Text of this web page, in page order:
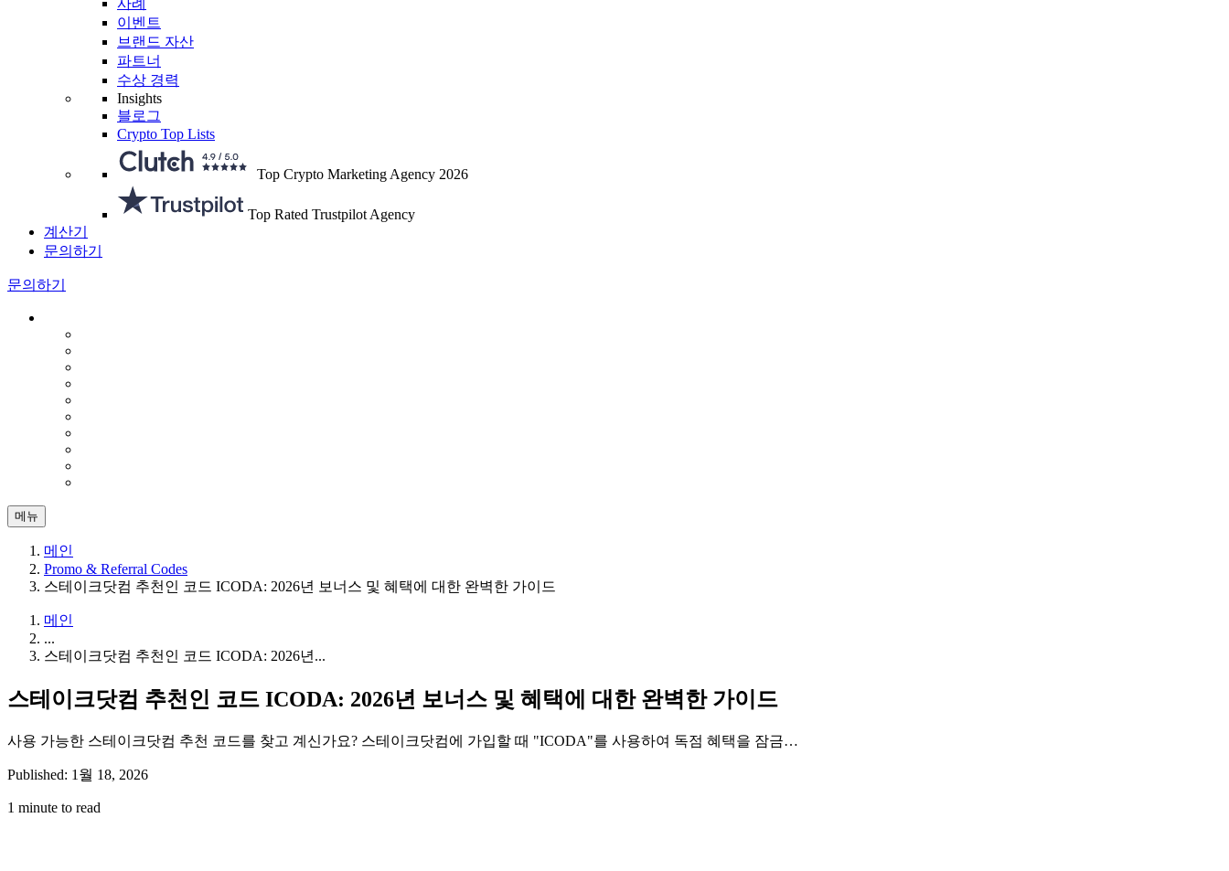
사례
이벤트
브랜드 자산
파트너
수상 경력
Insights
블로그
Crypto Top Lists
Top Crypto Marketing Agency 2026
Top Rated Trustpilot Agency
계산기
문의하기
문의하기
메뉴
메인
Promo & Referral Codes
스테이크닷컴 추천인 코드 ICODA: 2026년 보너스 및 혜택에 대한 완벽한 가이드
메인
...
스테이크닷컴 추천인 코드 ICODA: 2026년...
스테이크닷컴 추천인 코드 ICODA: 2026년 보너스 및 혜택에 대한 완벽한 가이드
사용 가능한 스테이크닷컴 추천 코드를 찾고 계신가요? 스테이크닷컴에 가입할 때 "ICODA"를 사용하여 독점 혜택을 잠금…
Published: 1월 18, 2026
1 minute to read